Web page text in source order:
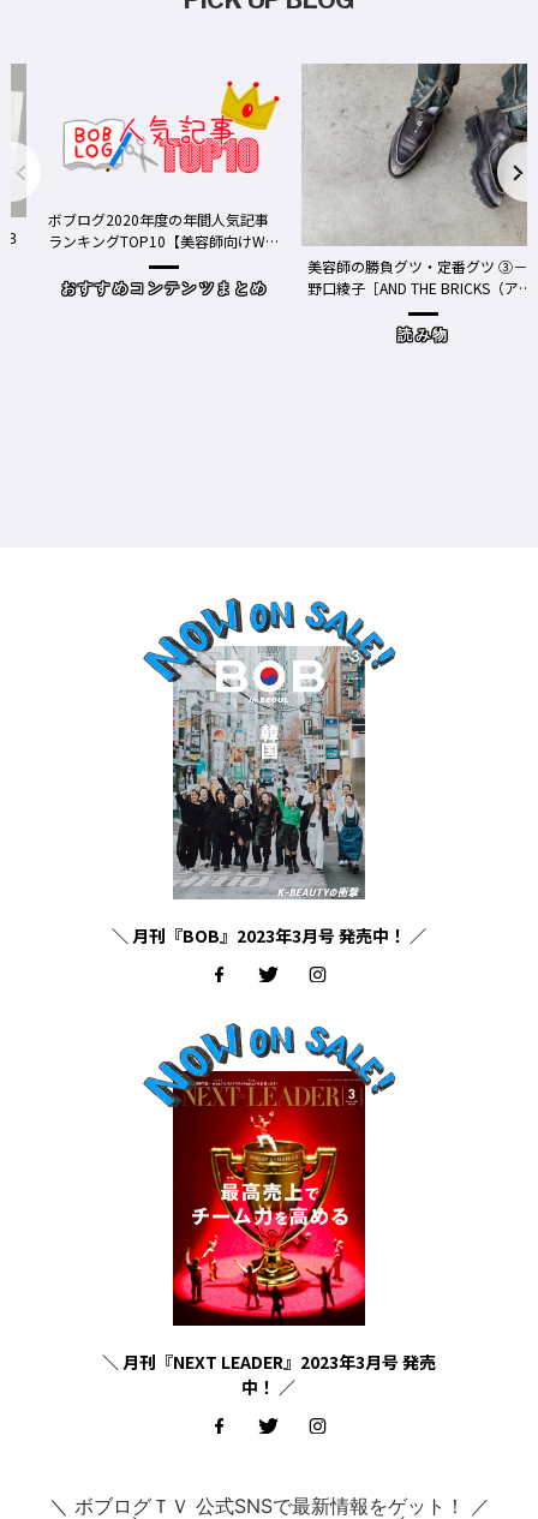
ボブログ2020年度の年間人気記事
ランキングTOP10【美容師向けWe
おすすめコンテンツまとめ
美容師の勝負グツ・定番グツ ③－
野口綾子［AND THE BRICKS（アン
ドザブリックス）／神奈川県鎌倉
読み物
＼ 月刊『BOB』2023年3月号 発売中！ ／
＼ 月刊『NEXT LEADER』2023年3月号 発売
中！ ／
＼ ボブログＴＶ 公式SNSで最新情報をゲット！ ／